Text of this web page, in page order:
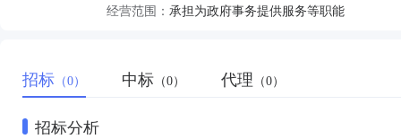
经营范围： 承担为政府事务提供服务等职能
招标 （0） 中标 （0） 代理 （0）
招标分析